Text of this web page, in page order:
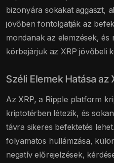
bizonyára sokakat aggaszt,
jövőben fontolgatják az
mondanak az elemzések,
körbejárjuk az XRP jövőbeli
Széli Elemek Hatása az
Az XRP, a Ripple platform
kriptotérben létezik, és
távra sikeres befektetés
folyamatos hullámzása,
negatív előrejelzések,